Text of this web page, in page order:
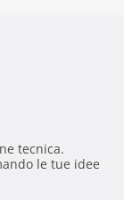
tecnica.
le tue idee